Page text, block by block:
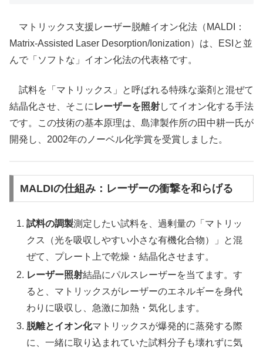
マトリックス支援レーザー脱離イオン化法（MALDI：
Matrix-Assisted Laser Desorption/Ionization）は、ESIと並
んで「ソフトな」イオン化法の代表格です。
試料を「マトリックス」と呼ばれる特殊な薬剤と混ぜて
結晶化させ、そこに レーザーを照射してイオン化する手法
です。この技術の基本原理は、島津製作所の田中耕一氏が
開発し、2002年のノーベル化学賞を受賞しました。
MALDIの仕組み：レーザーの衝撃を和らげる
試料の調製測定したい試料を、過剰量の「マトリッ
クス（光を吸収しやすい小さな有機化合物）」と混
ぜて、プレート上で乾燥・結晶化させます。
レーザー照射結晶にパルスレーザーを当てます。す
ると、マトリックスがレーザーのエネルギーを身代
わりに吸収し、急激に加熱・気化します。
脱離とイオン化マトリックスが爆発的に蒸発する際
に、一緒に取り込まれていた試料分子も壊れずに気